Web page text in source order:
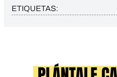
ETIQUETAS: